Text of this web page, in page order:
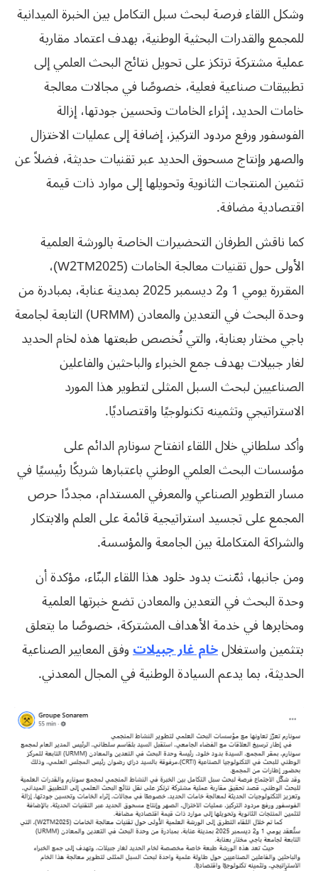
وشكل اللقاء فرصة لبحث سبل التكامل بين الخبرة الميدانية
للمجمع والقدرات البحثية الوطنية، بهدف اعتماد مقاربة
عملية مشتركة ترتكز على تحويل نتائج البحث العلمي إلى
تطبيقات صناعية فعلية، خصوصًا في مجالات معالجة
خامات الحديد، إثراء الخامات وتحسين جودتها، إزالة
الفوسفور ورفع مردود التركيز، إضافة إلى عمليات الاختزال
والصهر وإنتاج مسحوق الحديد عبر تقنيات حديثة، فضلاً عن
تثمين المنتجات الثانوية وتحويلها إلى موارد ذات قيمة
اقتصادية مضافة.
كما ناقش الطرفان التحضيرات الخاصة بالورشة العلمية
الأولى حول تقنيات معالجة الخامات (W2TM2025)،
المقررة يومي 1 و2 ديسمبر 2025 بمدينة عنابة، بمبادرة من
وحدة البحث في التعدين والمعادن (URMM) التابعة لجامعة
باجي مختار بعنابة، والتي تُخصص طبعتها هذه لخام الحديد
لغار جبيلات بهدف جمع الخبراء والباحثين والفاعلين
الصناعيين لبحث السبل المثلى لتطوير هذا المورد
الاستراتيجي وتثمينه تكنولوجيًا واقتصاديًا.
وأكد سلطاني خلال اللقاء انفتاح سونارم الدائم على
مؤسسات البحث العلمي الوطني باعتبارها شريكًا رئيسيًا في
مسار التطوير الصناعي والمعرفي المستدام، مجددًا حرص
المجمع على تجسيد استراتيجية قائمة على العلم والابتكار
والشراكة المتكاملة بين الجامعة والمؤسسة.
ومن جانبها، ثمّنت بدود خلود هذا اللقاء البنّاء، مؤكدة أن
وحدة البحث في التعدين والمعادن تضع خبرتها العلمية
ومخابرها في خدمة الأهداف المشتركة، خصوصًا ما يتعلق
بتثمين واستغلالخام غار جبيلاتوفق المعايير الصناعية
الحديثة، بما يدعم السيادة الوطنية في المجال المعدني.